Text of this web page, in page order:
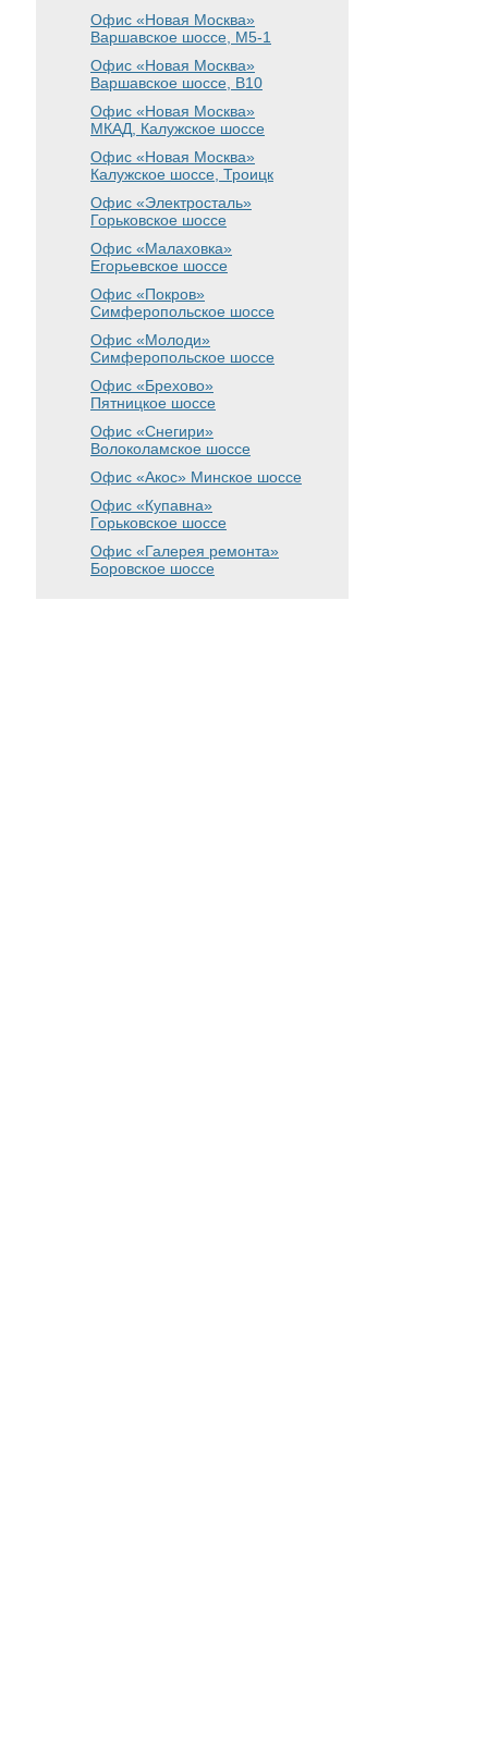
Офис «Новая Москва»
Варшавское шоссе , М5-1
Офис «Новая Москва»
Варшавское шоссе , B10
Офис «Новая Москва»
МКАД, Калужское шоссе
Офис «Новая Москва»
Калужское шоссе, Троицк
Офис «Электросталь»
Горьковское шоссе
Офис «Малаховка»
Егорьевское шоссе
Офис «Покров»
Симферопольское шоссе
Офис «Молоди»
Симферопольское шоссе
Офис «Брехово»
Пятницкое шоссе
Офис «Снегири»
Волоколамское шоссе
Офис «Акос» Минское шоссе
Офис «Купавна»
Горьковское шоссе
Офис «Галерея ремонта»
Боровское шоссе